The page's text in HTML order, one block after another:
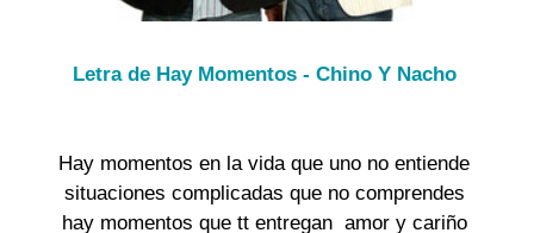
Letra de Hay Momentos - Chino Y Nacho
Hay momentos en la vida que uno no entiende
situaciones complicadas que no comprendes
hay momentos que tt entregan  amor y cariño